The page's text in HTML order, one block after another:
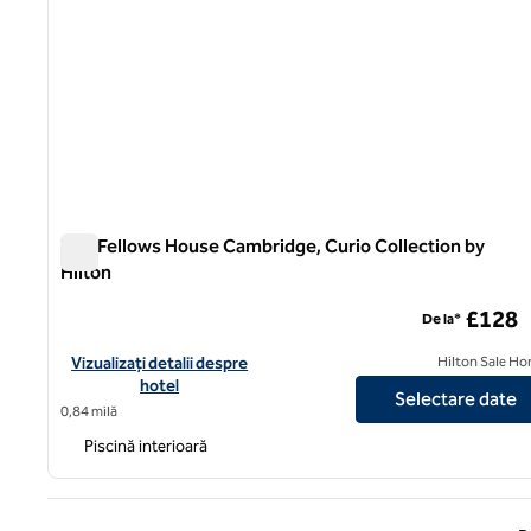
The Fellows House Cambridge, Curio Collection by
Hilton
Vizualizați detaliile hotelului pentru The Fellows House
Vizualizați detalii despre
hotel
0,84 milă
De la* £128
Hilton Sale
Selectare date
Piscină interioară